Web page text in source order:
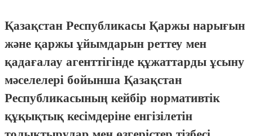
Қазақстан Республикасы Қаржы нарығын
және қаржы ұйымдарын реттеу мен
қадағалау агенттігінде құжаттарды ұсыну
мәселелері бойынша Қазақстан
Республикасының кейбір нормативтік
құқықтық кесімдеріне енгізілетін